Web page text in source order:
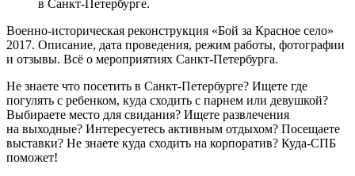
в Санкт-Петербурге.
Военно-историческая реконструкция «Бой за Красное село»
2017. Описание, дата проведения, режим работы, фотографии
и отзывы. Всё о мероприятиях Санкт-Петербурга.
Не знаете что посетить в Санкт-Петербурге? Ищете где
погулять с ребенком, куда сходить с парнем или девушкой?
Выбираете место для свидания? Ищете развлечения
на выходные? Интересуетесь активным отдыхом? Посещаете
выставки? Не знаете куда сходить на корпоратив? Куда-СПБ
поможет!